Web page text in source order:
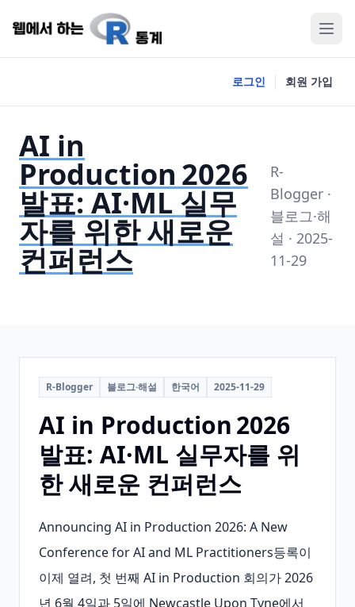
로그인 회원 가입
AI in
Production 2026
발표: AI·ML 실무
자를 위한 새로운
컨퍼런스
R-
Blogger ·
블로그·해
설 · 2025-
11-29
R-Blogger 블로그·해설 한국어 2025-11-29
AI in Production 2026
발표: AI·ML 실무자를 위
한 새로운 컨퍼런스
Announcing AI in Production 2026: A New
Conference for AI and ML Practitioners등록이
이제 열려, 첫 번째 AI in Production 회의가 2026
년 6월 4일과 5일에 Newcastle Upon Tyne에서